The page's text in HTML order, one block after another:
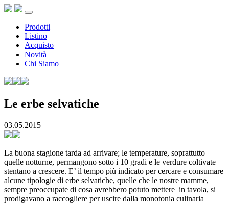
Prodotti
Listino
Acquisto
Novità
Chi Siamo
Le erbe selvatiche
03.05.2015
La buona stagione tarda ad arrivare; le temperature, soprattutto
quelle notturne, permangono sotto i 10 gradi e le verdure coltivate
stentano a crescere. E’ il tempo più indicato per cercare e consumare
alcune tipologie di erbe selvatiche, quelle che le nostre mamme,
sempre preoccupate di cosa avrebbero potuto mettere in tavola, si
prodigavano a raccogliere per uscire dalla monotonia culinaria